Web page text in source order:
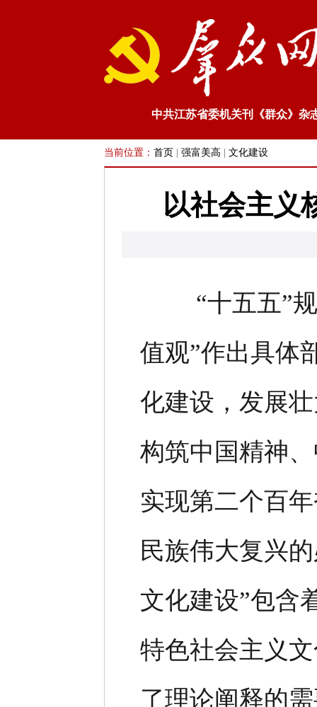
中共江苏省委机关刊《群众》杂
当前位置： 首页 强富美高 文化建设
以社会主义
“十五五”规
值观”作出具体
化建设，发展
构筑中国精神
实现第二个百
民族伟大复兴
文化建设”包含
特色社会主义
了理论阐释的